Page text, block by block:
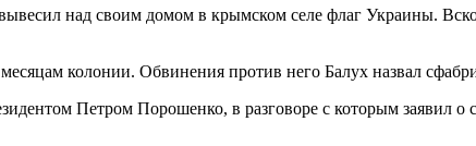
над своим домом в крымском селе флаг Украины.
колонии. Обвинения против него Балух назвал
Петром Порошенко, в разговоре с которым заявил